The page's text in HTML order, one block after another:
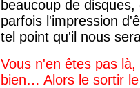
beaucoup de
parfois l'impression
tel point qu'il nous
Vous n'en êtes pas
bien… Alors le sortir